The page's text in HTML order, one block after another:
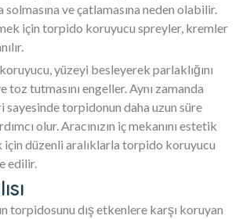
ve çatlamasına neden olabilir.
için torpido koruyucu spreyler, kremler
yüzeyi besleyerek parlaklığını
toz tutmasını engeller. Aynı zamanda
torpidonun daha uzun süre
olur. Aracınızın iç mekanını estetik
için düzenli aralıklarla torpido koruyucu
edilir.
torpidosunu dış etkenlere karşı koruyan